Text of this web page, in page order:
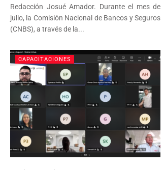
Redacción Josué Amador. Durante el mes de
julio, la Comisión Nacional de Bancos y Seguros
(CNBS), a través de la...
CAPACITACIONES